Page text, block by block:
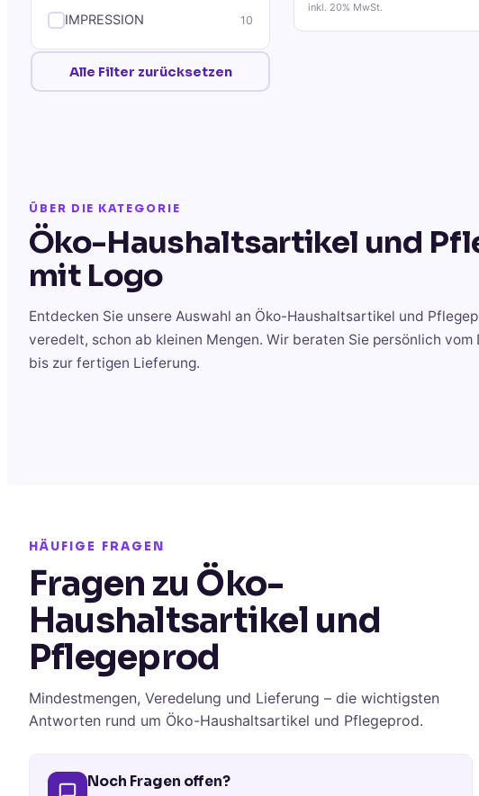
IMPRESSION 10
Alle Filter zurücksetzen
inkl. 20% MwSt.
ÜBER DIE KATEGORIE
Öko-Haushaltsartikel und
mit Logo
Entdecken Sie unsere Auswahl an Öko-Haushaltsartikel und
veredelt, schon ab kleinen Mengen. Wir beraten Sie persönlich
bis zur fertigen Lieferung.
HÄUFIGE FRAGEN
Fragen zu Öko-
Haushaltsartikel und
Pflegeprod
Mindestmengen, Veredelung und Lieferung – die wichtigsten
Antworten rund um Öko-Haushaltsartikel und Pflegeprod.
Noch Fragen offen?